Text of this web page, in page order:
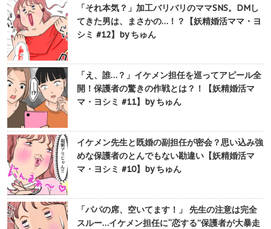
「それ本気？」加工バリバリのママSNS。DMし
てきた男は、まさかの…！？【妖精婚活ママ・ヨ
シミ #12】by ちゅん
「え、誰…？」イケメン担任を巡ってアピール全
開！保護者の驚きの作戦とは？！【妖精婚活マ
マ・ヨシミ #11】by ちゅん
イケメン先生と既婚の副担任が密会？思い込み強
めな保護者のとんでもない勘違い【妖精婚活マ
マ・ヨシミ #10】by ちゅん
「パパの席、空いてます！」 先生の注意は完全
スルー…イケメン担任に“恋する”保護者が大暴走